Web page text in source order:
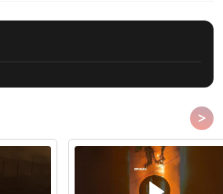
>